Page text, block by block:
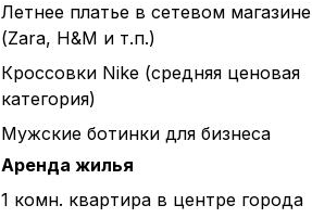
Летнее платье в сетевом магазине
(Zara, H&M и т.п.)
Кроссовки Nike (средняя ценовая
категория)
Мужские ботинки для бизнеса
Аренда жилья
1 комн. квартира в центре города